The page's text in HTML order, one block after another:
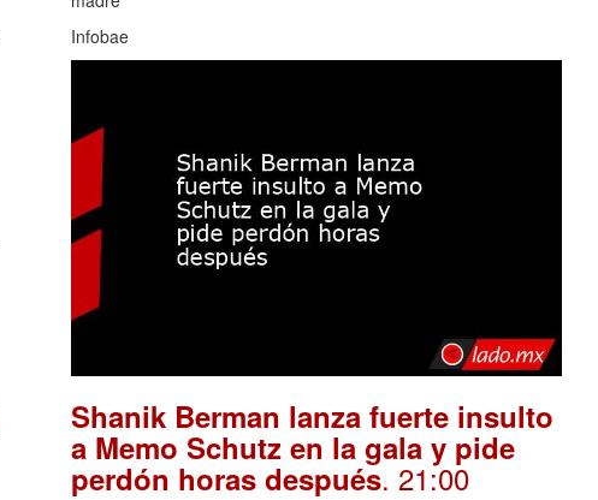
Infobae
Shanik Berman lanza fuerte insulto
a Memo Schutz en la gala y pide
perdón horas después. 21:00